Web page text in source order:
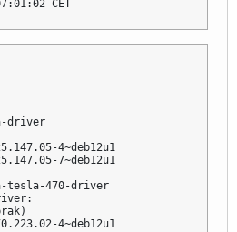
CET
driver
4~deb12u1
7~deb12u1
tesla-470-driver
4~deb12u1